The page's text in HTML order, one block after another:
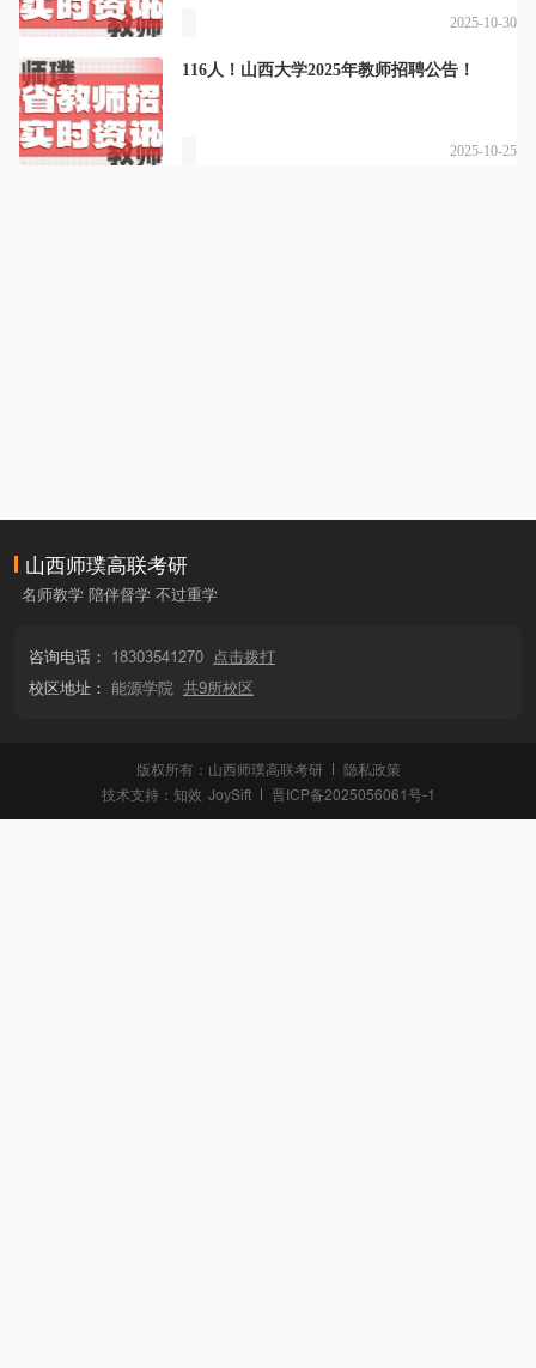
2025-10-30
116人！山西大学2025年教师招聘公告！
2025-10-25
山西师璞高联考研
名师教学 陪伴督学 不过重学
咨询电话： 18303541270
点击拨打
校区地址： 能源学院 共9所校区
版权所有：山西师璞高联考研
隐私政策
技术支持： 知效 JoySift 晋ICP备2025056061号-1